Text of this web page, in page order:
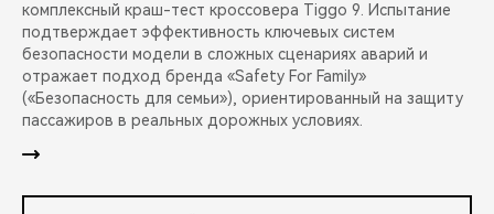
комплексный краш-тест кроссовера Tiggo 9. Испытание
подтверждает эффективность ключевых систем
безопасности модели в сложных сценариях аварий и
отражает подход бренда «Safety For Family»
(«Безопасность для семьи»), ориентированный на защиту
пассажиров в реальных дорожных условиях.